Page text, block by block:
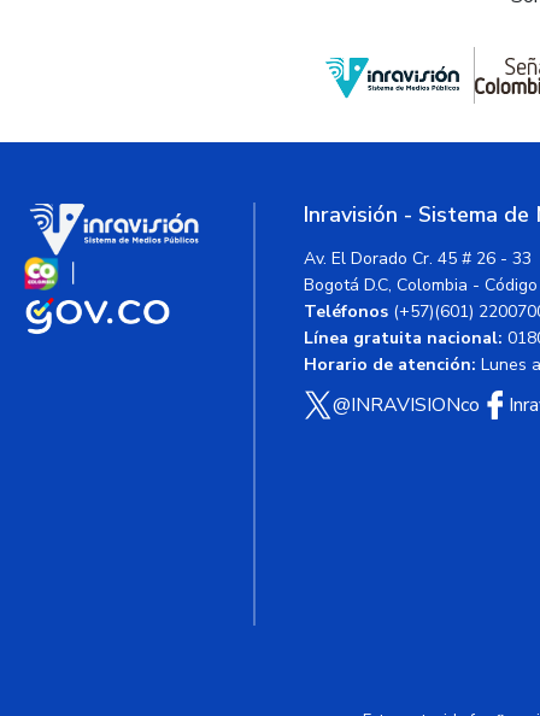
Inravisión - Sistema de
Av. El Dorado Cr. 45 # 26 - 33
Bogotá D.C, Colombia -
Teléfonos (+57)(601)
Línea gratuita nacional:
Horario de atención: Lunes
@INRAVISIONco